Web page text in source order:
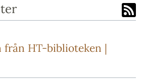
från HT-biblioteken |